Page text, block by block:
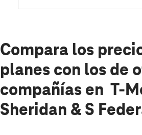
Compara los
planes con los de
compañías en T-
Sheridan & S